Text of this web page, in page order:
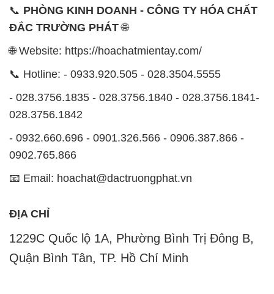
📞 PHÒNG KINH DOANH - CÔNG TY HÓA CHẤT
ĐẮC TRƯỜNG PHÁT🌐
🌐 Website: https://hoachatmientay.com/
📞 Hotline: - 0933.920.505 - 028.3504.5555
- 028.3756.1835 - 028.3756.1840 - 028.3756.1841-
028.3756.1842
- 0932.660.696 - 0901.326.566 - 0906.387.866 -
0902.765.866
📧 Email: hoachat@dactruongphat.vn
ĐỊA CHỈ
1229C Quốc lộ 1A, Phường Bình Trị Đông B,
Quận Bình Tân, TP. Hồ Chí Minh